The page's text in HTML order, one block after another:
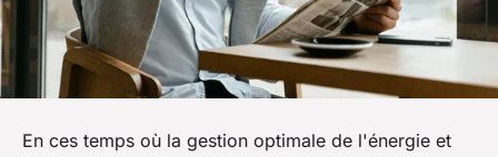
En ces temps où la gestion optimale de l'énergie et